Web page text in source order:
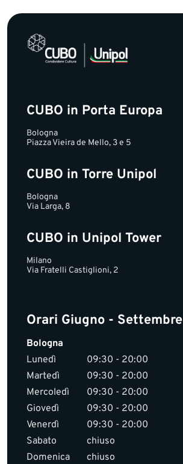
CUBO in Porta Europa
Bologna
Piazza Vieira de Mello, 3 e 5
CUBO in Torre Unipol
Bologna
Via Larga, 8
CUBO in Unipol Tower
Milano
Via Fratelli Castiglioni, 2
Orari Giugno - Settembre
Bologna
Lunedì
09:30 - 20:00
Martedì
09:30 - 20:00
Mercoledì
09:30 - 20:00
Giovedì
09:30 - 20:00
Venerdì
09:30 - 20:00
Sabato
chiuso
Domenica
chiuso